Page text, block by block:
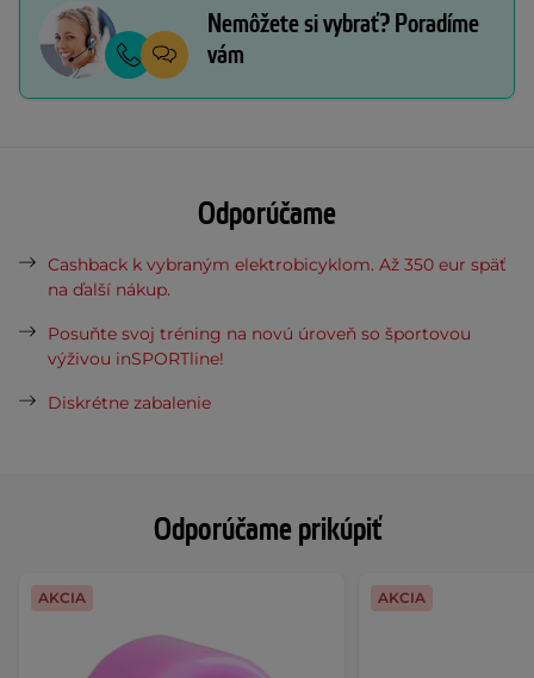
Odporúčame prikúpiť
AKCIA AKCIA
Nemôžete si vybrať? Poradíme
vám
Odporúčame
Cashback k vybraným elektrobicyklom. Až 350 eur späť
na ďalší nákup.
Posuňte svoj tréning na novú úroveň so športovou
výživou inSPORTline!
Diskrétne zabalenie